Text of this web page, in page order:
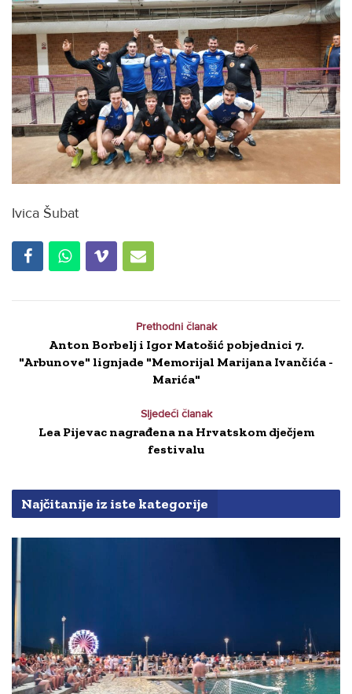
Ivica Šubat
Prethodni članak
Anton Borbelj i Igor Matošić pobjednici 7.
"Arbunove" lignjade "Memorijal Marijana Ivančića -
Marića"
Sljedeći članak
Lea Pijevac nagrađena na Hrvatskom dječjem
festivalu
Najčitanije iz iste kategorije